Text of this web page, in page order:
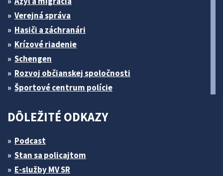
Verejná správa
Hasiči a záchranári
Krízové riadenie
Schengen
Rozvoj občianskej spoločnosti
Športové centrum polície
DÔLEŽITÉ ODKAZY
Podcast
Stan sa policajtom
E-služby MV SR